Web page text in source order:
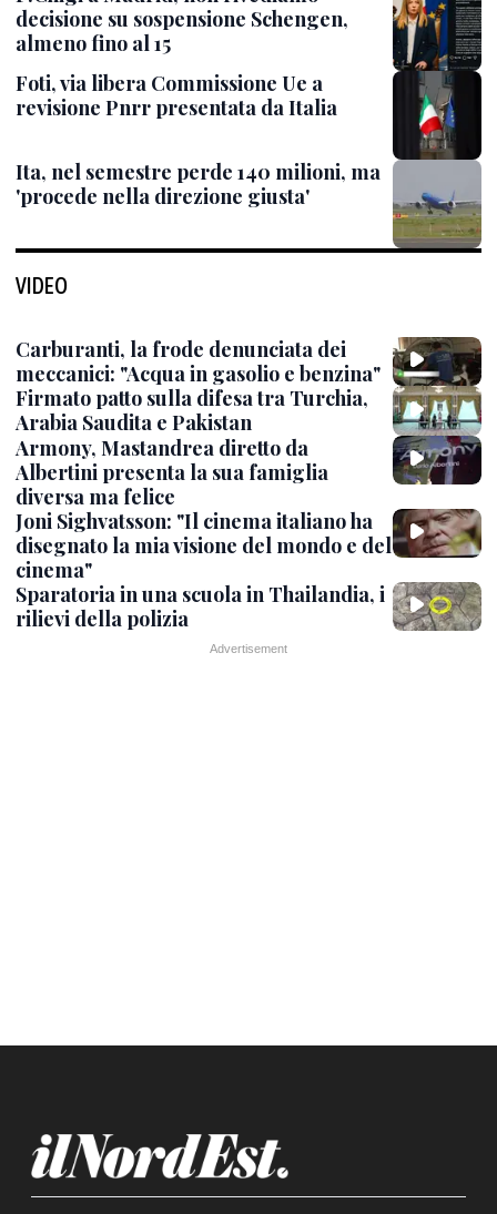
decisione su sospensione Schengen,
almeno fino al 15
Foti, via libera Commissione Ue a
revisione Pnrr presentata da Italia
Ita, nel semestre perde 140 milioni, ma
'procede nella direzione giusta'
VIDEO
Carburanti, la frode denunciata dei
meccanici: "Acqua in gasolio e benzina"
Firmato patto sulla difesa tra Turchia,
Arabia Saudita e Pakistan
Armony, Mastandrea diretto da
Albertini presenta la sua famiglia
diversa ma felice
Joni Sighvatsson: "Il cinema italiano ha
disegnato la mia visione del mondo e del
cinema"
Sparatoria in una scuola in Thailandia, i
rilievi della polizia